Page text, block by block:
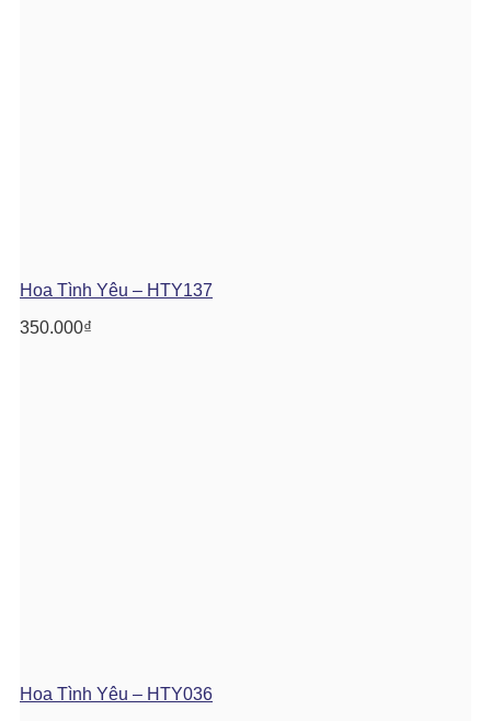
Hoa Tình Yêu – HTY137
350.000₫
Hoa Tình Yêu – HTY036